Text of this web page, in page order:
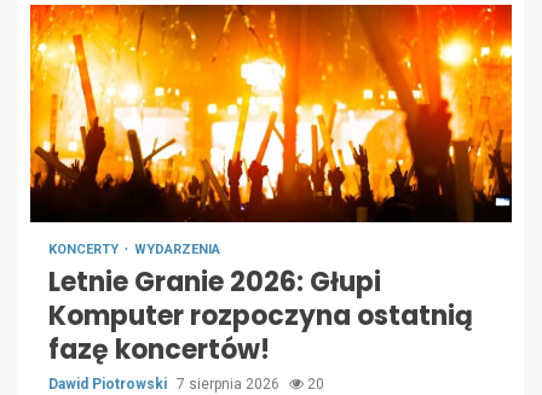
KONCERTY WYDARZENIA
Letnie Granie 2026: Głupi
Komputer rozpoczyna ostatnią
fazę koncertów!
Dawid Piotrowski 7 sierpnia 2026 20